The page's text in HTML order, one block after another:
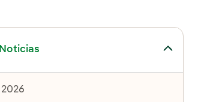
Noticias
Alternar el submenú para Noticias
2026